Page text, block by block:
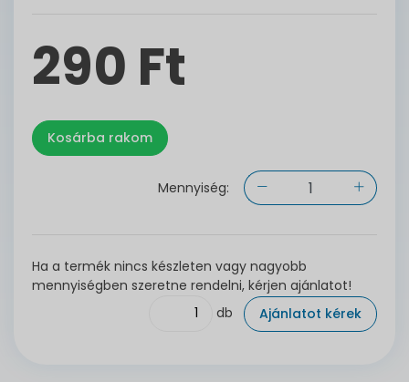
290 Ft
Mennyiség:
Ha a termék nincs készleten vagy nagyobb
mennyiségben szeretne rendelni, kérjen ajánlatot!
db
Ajánlatot kérek